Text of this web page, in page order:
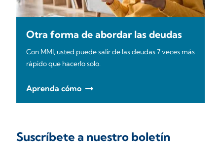
Otra forma de abordar las deudas
Con MMI, usted puede salir de las deudas 7 veces más
rápido que hacerlo solo.
Aprenda cómo
Suscríbete a nuestro boletín